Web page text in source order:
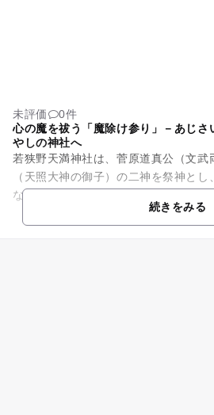
未評価
0件
心の魔を祓う「魔除け参り」－あじさ
やしの神社へ
若狭野天満神社は、菅原道真公（文武
（天照大神の御子）の二神を祭神と
な祈願に訪れる人が多い。「あじさい
の時期、閑かな山中の境内に...続きをみる